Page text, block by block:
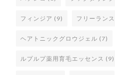
フィンジア (9) フリーランス
ヘアトニックグロウジェル (7)
ルプルプ薬用育毛エッセンス (9)